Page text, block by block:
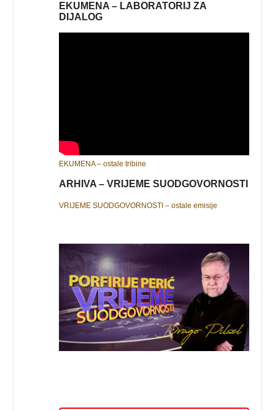
EKUMENA – LABORATORIJ ZA
DIJALOG
EKUMENA – ostale tribine
ARHIVA – VRIJEME SUODGOVORNOSTI
VRIJEME SUODGOVORNOSTI – ostale emisije